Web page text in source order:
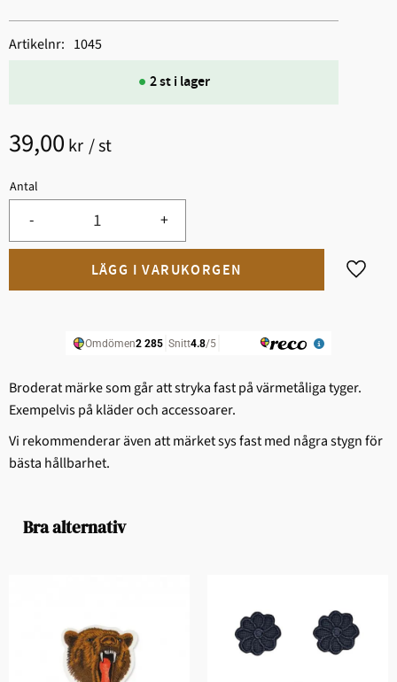
39,00 kr /st
Antal
+
-
Lägg
2 st i lager
Artikelnr 1045
Broderat märke som går att stryka fast på värmetåliga tyger.
Exempelvis på kläder och accessoarer.
Vi rekommenderar även att märket sys fast med några stygn för
bästa hållbarhet.
Bra alternativ